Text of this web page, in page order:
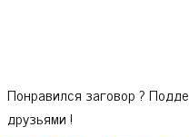
Понравился заговор ?
друзьями !